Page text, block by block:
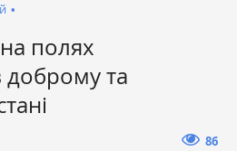
•
полях
доброму та
86